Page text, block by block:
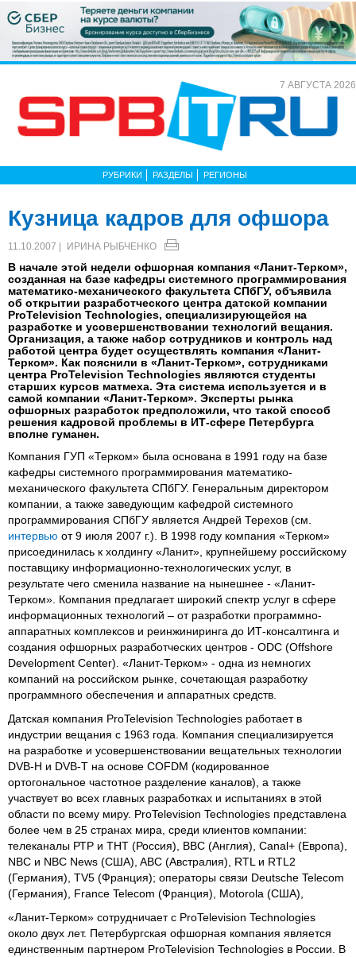
7 АВГУСТА 2026
РУБРИКИ РАЗДЕЛЫ РЕГИОНЫ
Кузница кадров для офшора
11.10.2007 | ИРИНА РЫБЧЕНКО
В начале этой недели офшорная компания «Ланит-Терком»,
созданная на базе кафедры системного программирования
математико-механического факультета СПбГУ, объявила
об открытии разработческого центра датской компании
ProTelevision Technologies, специализирующейся на
разработке и усовершенствовании технологий вещания.
Организация, а также набор сотрудников и контроль над
работой центра будет осуществлять компания «Ланит-
Терком». Как пояснили в «Ланит-Терком», сотрудниками
центра ProTelevision Technologies являются студенты
старших курсов матмеха. Эта система используется и в
самой компании «Ланит-Терком». Эксперты рынка
офшорных разработок предположили, что такой способ
решения кадровой проблемы в ИТ-сфере Петербурга
вполне гуманен.
Компания ГУП «Терком» была основана в 1991 году на базе
кафедры системного программирования математико-
механического факультета СПбГУ. Генеральным директором
компании, а также заведующим кафедрой системного
программирования СПбГУ является Андрей Терехов (см.
интервью от 9 июля 2007 г.). В 1998 году компания «Терком»
присоединилась к холдингу «Ланит», крупнейшему российскому
поставщику информационно-технологических услуг, в
результате чего сменила название на нынешнее - «Ланит-
Терком». Компания предлагает широкий спектр услуг в сфере
информационных технологий – от разработки программно-
аппаратных комплексов и реинжиниринга до ИТ-консалтинга и
создания офшорных разработческих центров - ODC (Offshore
Development Center). «Ланит-Терком» - одна из немногих
компаний на российском рынке, сочетающая разработку
программного обеспечения и аппаратных средств.
Датская компания ProTelevision Technologies работает в
индустрии вещания с 1963 года. Компания специализируется
на разработке и усовершенствовании вещательных технологии
DVB-H и DVB-T на основе COFDM (кодированное
ортогональное частотное разделение каналов), а также
участвует во всех главных разработках и испытаниях в этой
области по всему миру. ProTelevision Technologies представлена
более чем в 25 странах мира, среди клиентов компании:
телеканалы РТР и ТНТ (Россия), BBC (Англия), Canal+ (Европа),
NBC и NBC News (США), ABC (Австралия), RTL и RTL2
(Германия), TV5 (Франция); операторы связи Deutsche Telecom
(Германия), France Telecom (Франция), Motorola (США),
«Ланит-Терком» сотрудничает с ProTelevision Technologies
около двух лет. Петербургская офшорная компания является
единственным партнером ProTelevision Technologies в России. В